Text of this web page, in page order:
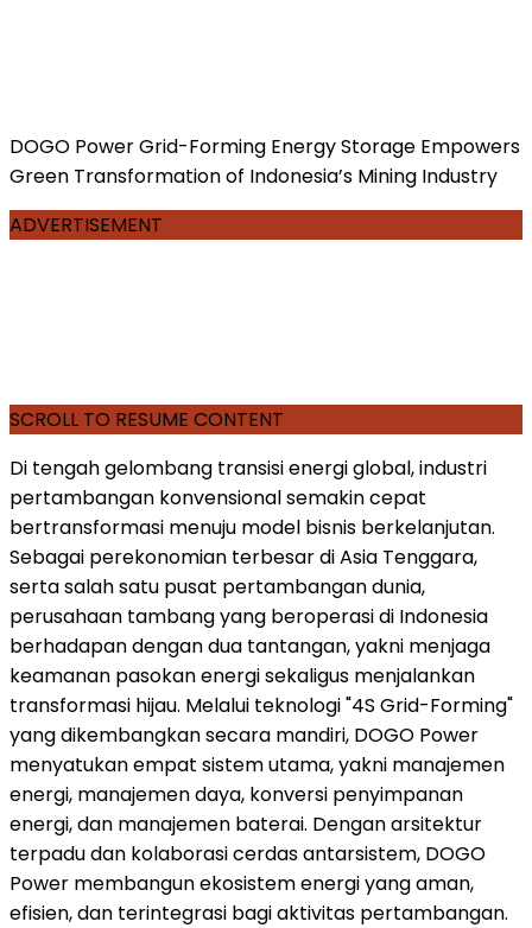
DOGO Power Grid-Forming Energy Storage Empowers
Green Transformation of Indonesia’s Mining Industry
ADVERTISEMENT
SCROLL TO RESUME CONTENT
Di tengah gelombang transisi energi global, industri
pertambangan konvensional semakin cepat
bertransformasi menuju model bisnis berkelanjutan.
Sebagai perekonomian terbesar di Asia Tenggara,
serta salah satu pusat pertambangan dunia,
perusahaan tambang yang beroperasi di Indonesia
berhadapan dengan dua tantangan, yakni menjaga
keamanan pasokan energi sekaligus menjalankan
transformasi hijau. Melalui teknologi "4S Grid-Forming"
yang dikembangkan secara mandiri, DOGO Power
menyatukan empat sistem utama, yakni manajemen
energi, manajemen daya, konversi penyimpanan
energi, dan manajemen baterai. Dengan arsitektur
terpadu dan kolaborasi cerdas antarsistem, DOGO
Power membangun ekosistem energi yang aman,
efisien, dan terintegrasi bagi aktivitas pertambangan.